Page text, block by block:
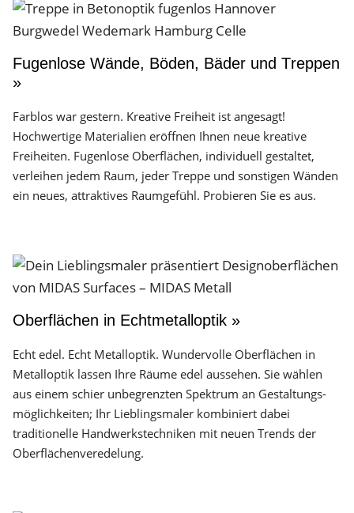
Fugenlose Wände, Böden, Bäder und Treppen
»
Farblos war gestern. Kreative Freiheit ist angesagt!
Hochwertige Materialien eröffnen Ihnen neue kreative
Freiheiten. Fugenlose Oberflächen, individuell gestaltet,
verleihen jedem Raum, jeder Treppe und sonstigen Wänden
ein neues, attraktives Raumgefühl. Probieren Sie es aus.
Oberflächen in Echtmetalloptik »
Echt edel. Echt Metalloptik. Wundervolle Oberflächen in
Metalloptik lassen Ihre Räume edel aussehen. Sie wählen
aus einem schier unbegrenzten Spektrum an Gestaltungs­
möglichkeiten; Ihr Lieblingsmaler kombiniert dabei
traditionelle Handwerks­techniken mit neuen Trends der
Oberflächen­veredelung.